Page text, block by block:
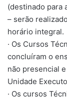
(destinado para
– serão
horário integral.
· Os Cursos
concluíram o
não presencial
Unidade
· Os cursos